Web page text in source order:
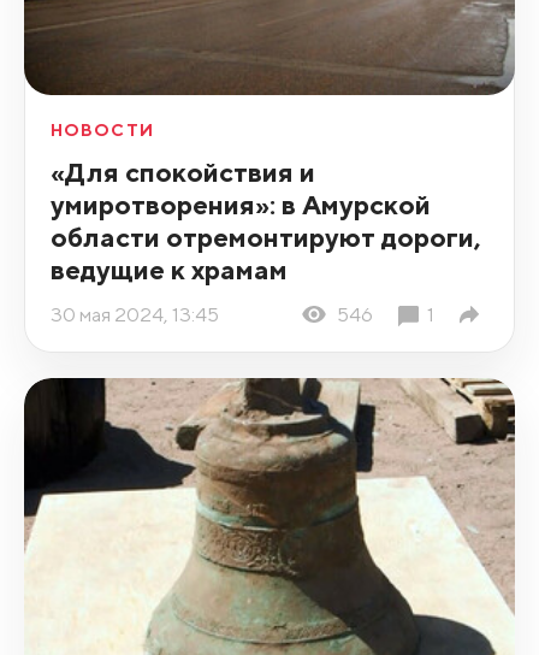
НОВОСТИ
«Для спокойствия и
умиротворения»: в Амурской
области отремонтируют дороги,
ведущие к храмам
30 мая 2024, 13:45 546 1